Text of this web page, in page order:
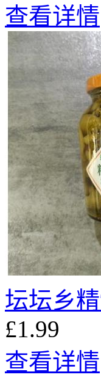
查看详情
坛坛乡
£1.99
查看详情